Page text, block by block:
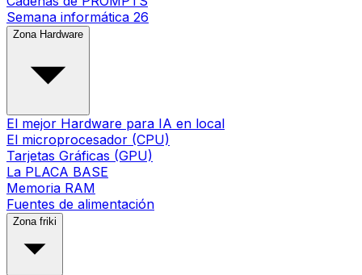
Semana informática 26
Zona Hardware
El mejor Hardware para IA en local
El microprocesador (CPU)
Tarjetas Gráficas (GPU)
La PLACA BASE
Memoria RAM
Fuentes de alimentación
Zona friki